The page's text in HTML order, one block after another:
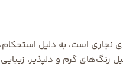
نجاری است، به دلیل
گرم و دلپذیر، زیبایی